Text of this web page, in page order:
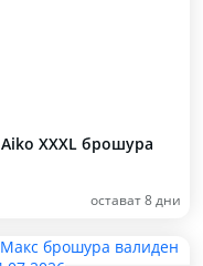
Aiko XXXL брошура
остават 8 дни